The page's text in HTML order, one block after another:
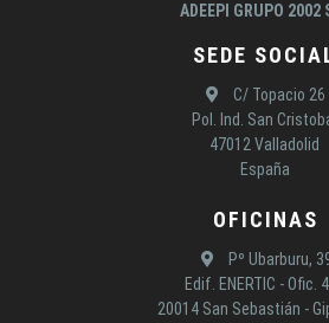
ADEEPI GRUPO 2002
SEDE
C/ Topacio 26
Pol. Ind. San
47012 Valladolid
España
OFICINAS
Pº Ubarburu,
Edif. ENERTIC - Ofic.
20014 San Sebastián -